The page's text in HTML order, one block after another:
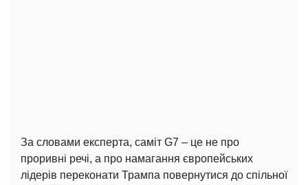
За словами експерта, саміт G7 – це не про
проривні речі, а про намагання європейських
лідерів переконати Трампа повернутися до спільної